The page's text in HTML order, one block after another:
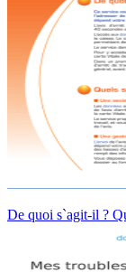
De quoi s`agit-il ?